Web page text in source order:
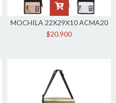
MOCHILA 22X29X10 ACMA20
$20.900